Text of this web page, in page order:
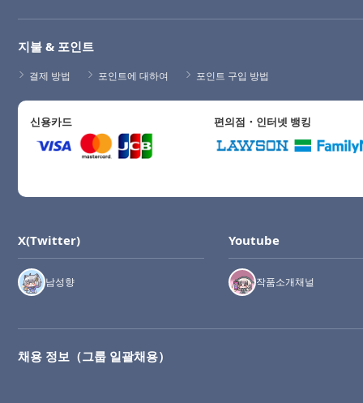
지불 & 포인트
결제 방법 포인트에 대하여 포인트 구입 방법
신용카드 편의점・인터넷 뱅킹
X(Twitter)
남성향
Youtube
작품소개채널
채용 정보（그룹 일괄채용）